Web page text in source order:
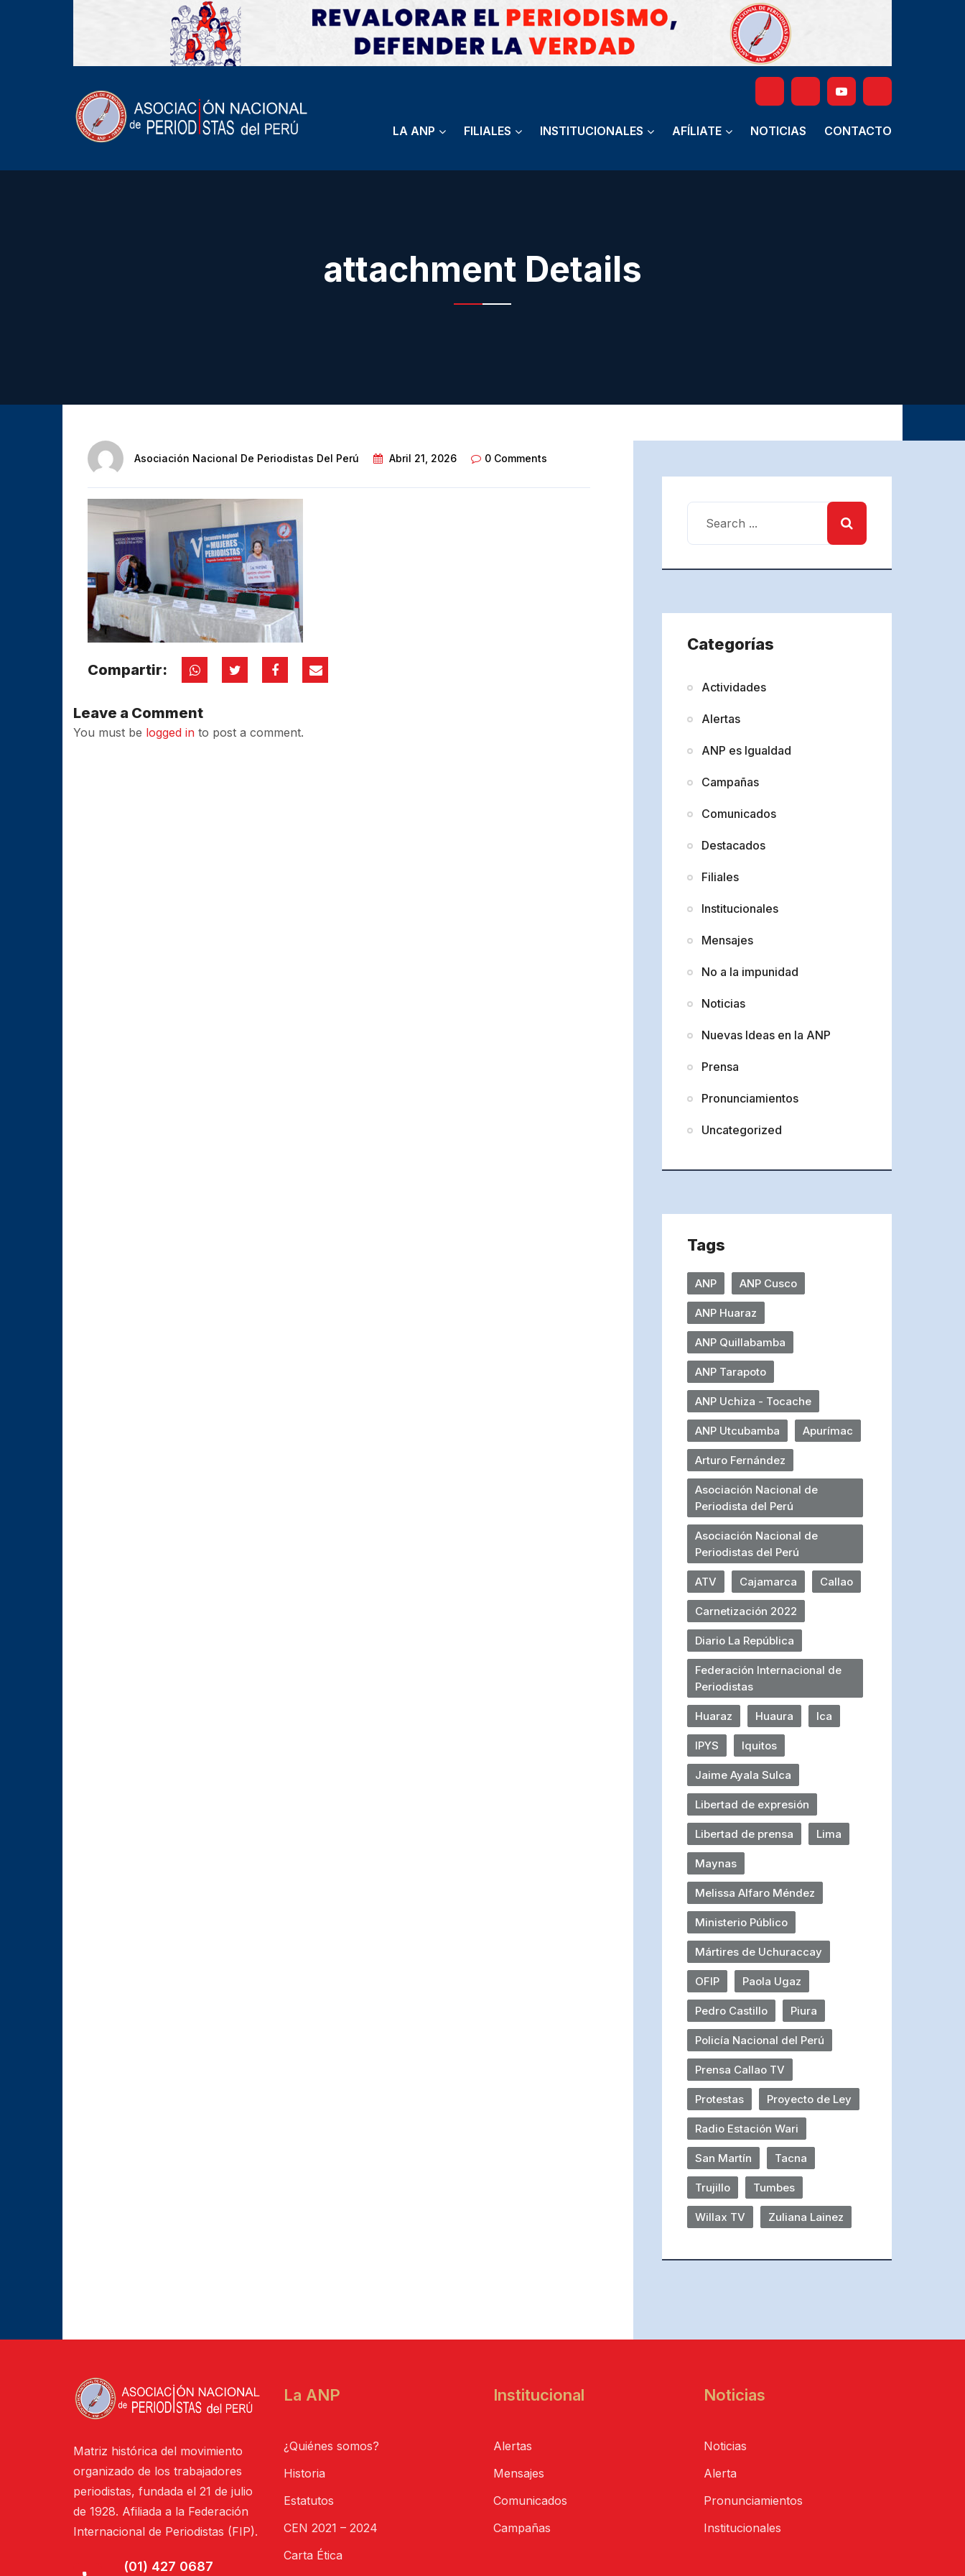
LA ANP FILIALES INSTITUCIONALES AFÍLIATE NOTICIAS CONTACTO
attachment Details
Asociación Nacional De Periodistas Del Perú Abril 21, 2026 0 Comments
Compartir:
Leave a Comment
You must be logged in to post a comment.
Categorías
Actividades
Alertas
ANP es Igualdad
Campañas
Comunicados
Destacados
Filiales
Institucionales
Mensajes
No a la impunidad
Noticias
Nuevas Ideas en la ANP
Prensa
Pronunciamientos
Uncategorized
Tags
ANP ANP Cusco
ANP Huaraz
ANP Quillabamba
ANP Tarapoto
ANP Uchiza - Tocache
ANP Utcubamba Apurímac
Arturo Fernández
Asociación Nacional de
Periodista del Perú
Asociación Nacional de
Periodistas del Perú
ATV Cajamarca Callao
Carnetización 2022
Diario La República
Federación Internacional de
Periodistas
Huaraz Huaura Ica
IPYS Iquitos
Jaime Ayala Sulca
Libertad de expresión
Libertad de prensa Lima
Maynas
Melissa Alfaro Méndez
Ministerio Público
Mártires de Uchuraccay
OFIP Paola Ugaz
Pedro Castillo Piura
Policía Nacional del Perú
Prensa Callao TV
Protestas Proyecto de Ley
Radio Estación Wari
San Martín Tacna
Trujillo Tumbes
Willax TV Zuliana Lainez
Matriz histórica del movimiento
organizado de los trabajadores
periodistas, fundada el 21 de julio
de 1928. Afiliada a la Federación
Internacional de Periodistas (FIP).
(01) 427 0687
La ANP
¿Quiénes somos?
Historia
Estatutos
CEN 2021 – 2024
Carta Ética
Institucional
Alertas
Mensajes
Comunicados
Campañas
Noticias
Noticias
Alerta
Pronunciamientos
Institucionales